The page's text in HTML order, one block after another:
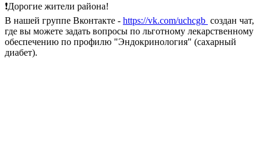
❗Дорогие жители района!
В нашей группе Вконтакте - https://vk.com/uchcgb создан чат,
где вы можете задать вопросы по льготному лекарственному
обеспечению по профилю "Эндокринология" (сахарный
диабет).